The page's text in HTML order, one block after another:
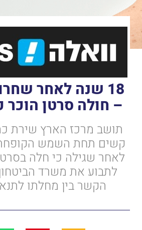
18 שנה לאחר
– חולה סרטן הוכר
תושב מרכז הארץ שירת
קשים תחת השמש
לאחר שגילה כי חלה
לתבוע את משרד
הקשר בין מחלתו